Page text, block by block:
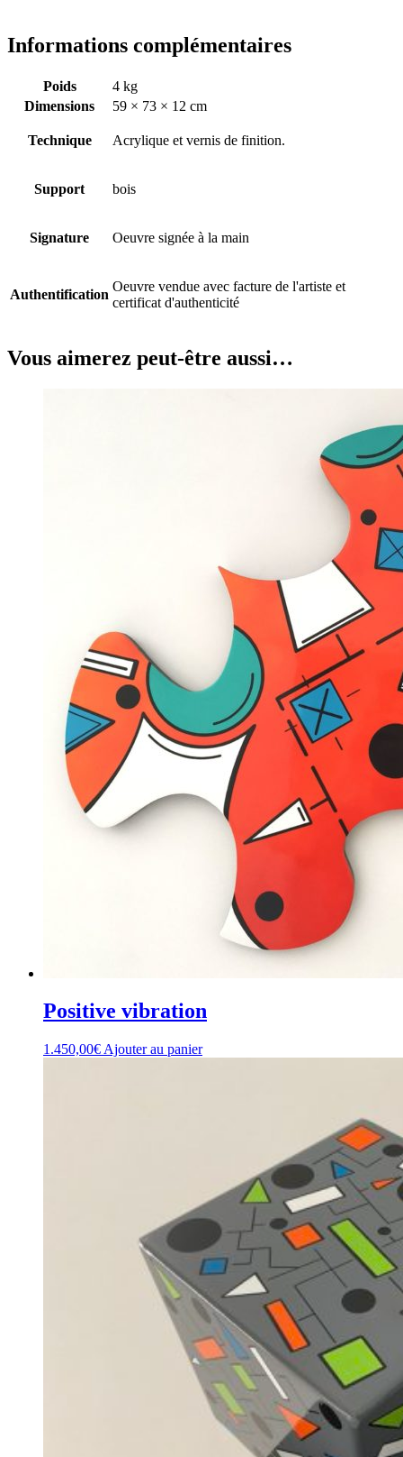
Informations complémentaires
Poids
4 kg
Dimensions
59 × 73 × 12 cm
Technique Acrylique et vernis de finition.
Support bois
Signature Oeuvre signée à la main
Authentification
Oeuvre vendue avec facture de l'artiste et
certificat d'authenticité
Vous aimerez peut-être aussi…
Positive vibration
1.450,00€ Ajouter au panier